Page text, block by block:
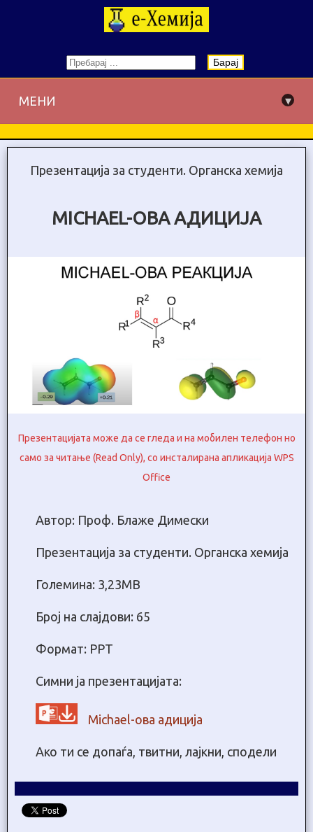
Барај
МЕНИ ▾
Презентација за студенти. Органска хемија
MICHAEL-ОВА АДИЦИЈА
Презентацијата може да се гледа и на мобилен телефон но
само за читање (Read Only), со инсталирана апликација WPS
Office
Автор: Проф. Блаже Димески
Презентација за студенти. Oрганска хемија
Големина: 3,23МB
Број на слајдови: 65
Формат: PPT
Симни ја презентацијата:
Michael-ова адиција
Ако ти се допаѓа, твитни, лајкни, сподели